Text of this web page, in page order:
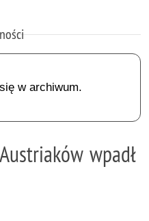
w archiwum.
wpadł